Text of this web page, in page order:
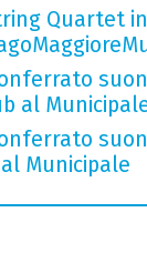
Quartet
al
Municipale